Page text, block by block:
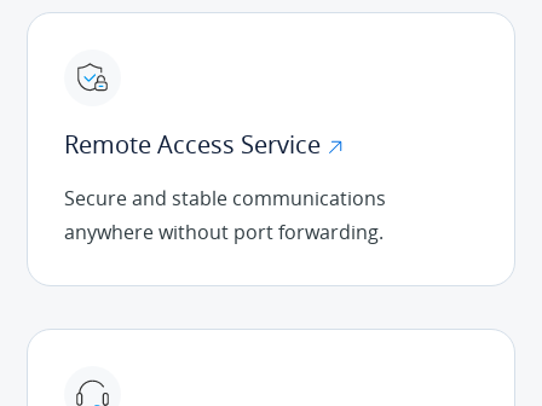
Remote Access Service
Secure and stable communications
anywhere without port forwarding.